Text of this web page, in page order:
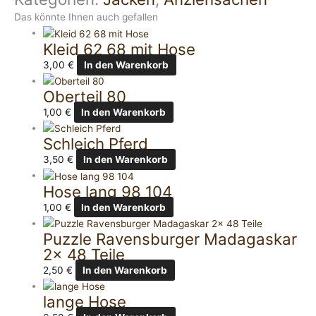
Das könnte Ihnen auch gefallen
Kleid 62 68 mit Hose
3,00€ In den Warenkorb
Oberteil 80
1,00€ In den Warenkorb
Schleich Pferd
3,50€ In den Warenkorb
Hose lang 98 104
1,00€ In den Warenkorb
Puzzle Ravensburger Madagaskar
2x 48 Teile
2,50€ In den Warenkorb
lange Hose